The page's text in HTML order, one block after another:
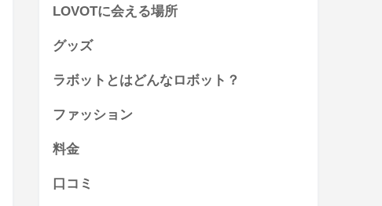
LOVOTに会える場所
グッズ
ラボットとはどんなロボット？
ファッション
料金
口コミ